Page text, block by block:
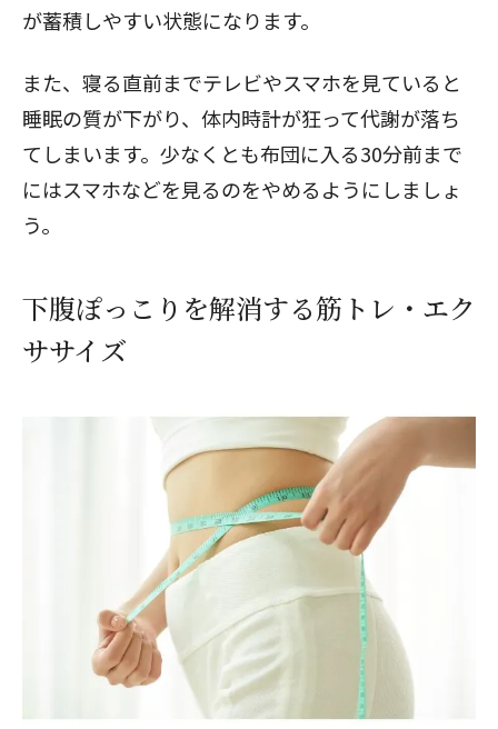
が蓄積しやすい状態になります。
また、寝る直前までテレビやスマホを見ていると
睡眠の質が下がり、体内時計が狂って代謝が落ち
てしまいます。少なくとも布団に入る30分前まで
にはスマホなどを見るのをやめるようにしましょ
う。
下腹ぽっこりを解消する筋トレ・エク
ササイズ
閉じる